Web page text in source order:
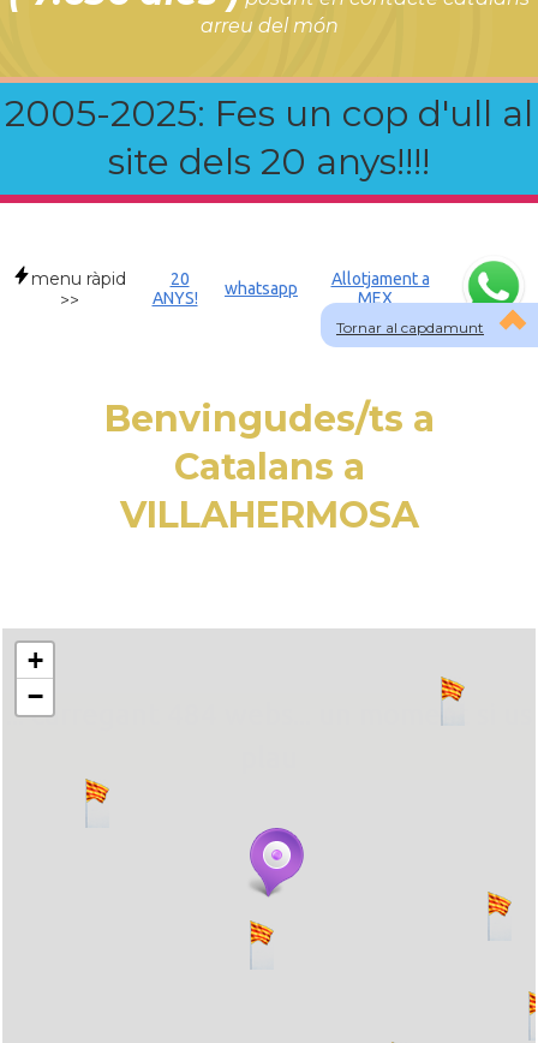
arreu del món
2005-2025: Fes un cop d'ull al
site dels 20 anys!!!!
Tornar al capdamunt
menu ràpid
>>
20
ANYS!
whatsapp
Allotjament a
MEX
Benvingudes/ts a
Catalans a
VILLAHERMOSA
... carregant 484 webs... un moment si us
+
−